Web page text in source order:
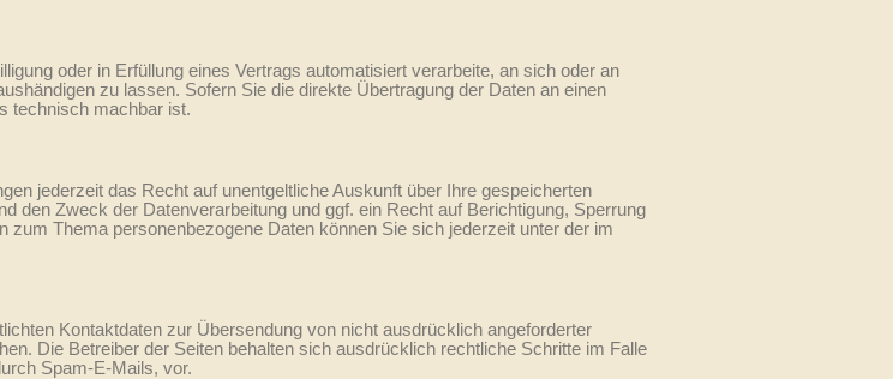
oder in Erfüllung eines Vertrags automatisiert verarbeite, an sich oder an
zu lassen. Sofern Sie die direkte Übertragung der Daten an einen
technisch machbar ist.
jederzeit das Recht auf unentgeltliche Auskunft über Ihre gespeicherten
den Zweck der Datenverarbeitung und ggf. ein Recht auf Berichtigung, Sperrung
Thema personenbezogene Daten können Sie sich jederzeit unter der im
Kontaktdaten zur Übersendung von nicht ausdrücklich angeforderter
Die Betreiber der Seiten behalten sich ausdrücklich rechtliche Schritte im Falle
Spam-E-Mails, vor.